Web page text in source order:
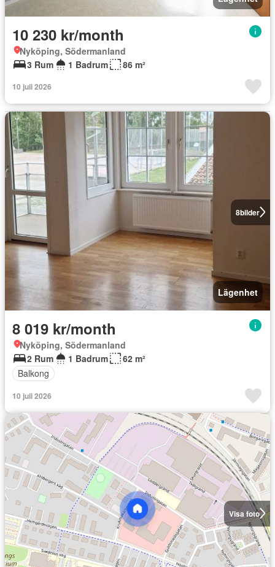
10 230 kr/month
Nyköping, Södermanland
3 Rum
1 Badrum 86 m²
10 juli 2026
8bilder
Lägenhet
8 019 kr/month
Nyköping, Södermanland
2 Rum
1 Badrum
62 m²
Balkong
10 juli 2026
Visa foto